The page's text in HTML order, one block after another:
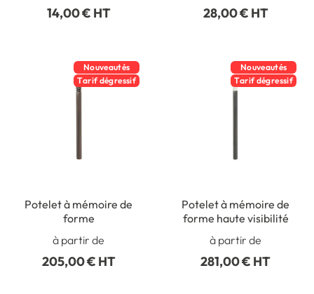
14,00 € HT 28,00 € HT
Nouveautés
Tarif dégressif
Potelet à mémoire de
forme
à partir de
205,00 € HT
Nouveautés
Tarif dégressif
Potelet à mémoire de
forme haute visibilité
à partir de
281,00 € HT